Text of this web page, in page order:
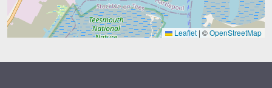
Leaflet | ©OpenStreetMap